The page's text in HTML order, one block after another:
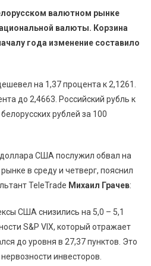
валютном рынке
валюты. Корзина
года изменение составило
на 1,37 процента к 2,1261.
до 2,4663. Российский рубль к
рублей за 100
США послужил обвал на
в среду и четверг, пояснил
TeleTrade Михаил Грачев:
США снизились на 5,0 – 5,1
S&P VIX, который отражает
до уровня в 27,37 пунктов. Это
инвесторов.